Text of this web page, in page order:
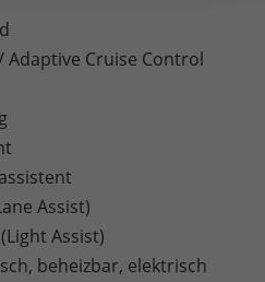
Cruise Control
Assist)
Assist)
beheizbar, elektrisch